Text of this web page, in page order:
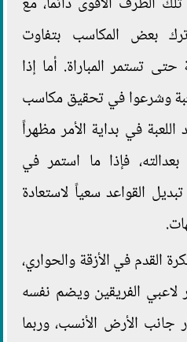
بعض المكاسب بتفاوت
تستمر المباراة. أما إذا
وشرعوا في تحقيق مكاسب
في بداية الأمر مظهراً
بعدالته، فإذا ما استمر في
القواعد سعياً لاستعادة
القدم في الأزقة والحواري،
لاعبي الفريقين ويضم نفسه
جانب الأرض الأنسب، وربما